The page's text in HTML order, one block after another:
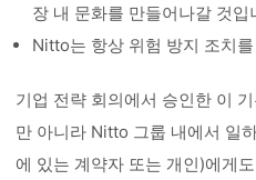
장 내 문화를 만들어나갈 것입
Nitto는 항상 위험 방지 조치
기업 전략 회의에서 승인한 이
만 아니라 Nitto 그룹 내에서 일
에 있는 계약자 또는 개인)에게